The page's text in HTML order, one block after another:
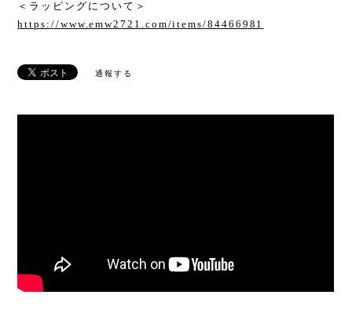
＜ラッピングについて＞
https://www.emw2721.com/items/84466981
通報する